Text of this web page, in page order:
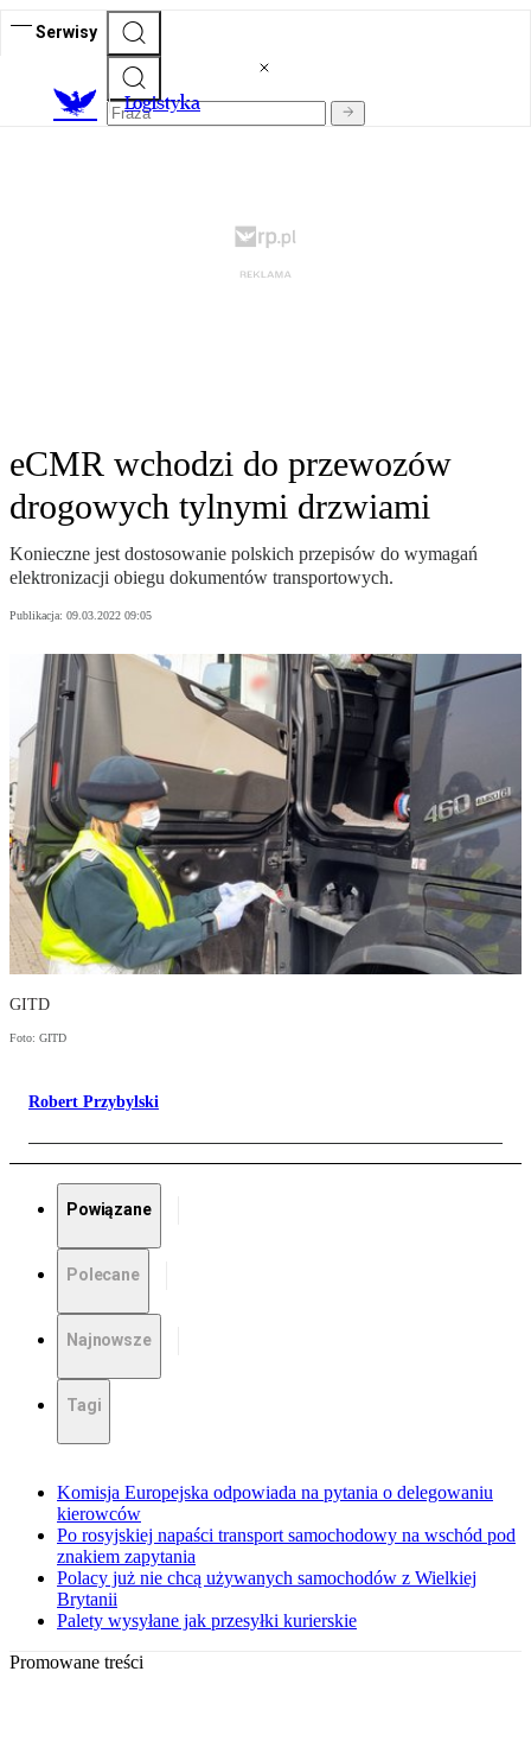
Serwisy
Logistyka
eCMR wchodzi do przewozów
drogowych tylnymi drzwiami
Konieczne jest dostosowanie polskich przepisów do wymagań
elektronizacji obiegu dokumentów transportowych.
Publikacja: 09.03.2022 09:05
GITD
Foto: GITD
Robert Przybylski
Powiązane
Polecane
Najnowsze
Tagi
Komisja Europejska odpowiada na pytania o delegowaniu
kierowców
Po rosyjskiej napaści transport samochodowy na wschód pod
znakiem zapytania
Polacy już nie chcą używanych samochodów z Wielkiej
Brytanii
Palety wysyłane jak przesyłki kurierskie
Promowane treści